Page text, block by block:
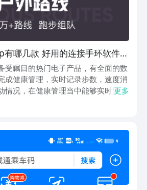
哪几款 好用的连接手环软件下
受瞩目的热门电子产品，有全面的数
成健康管理，实时记录步数，速度消
情况，在健康管理当中能够实时监测
万能手环通用app有哪些？利用这些
更多